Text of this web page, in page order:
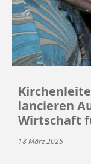
lancieren
Wirtschaft
18 März 2025